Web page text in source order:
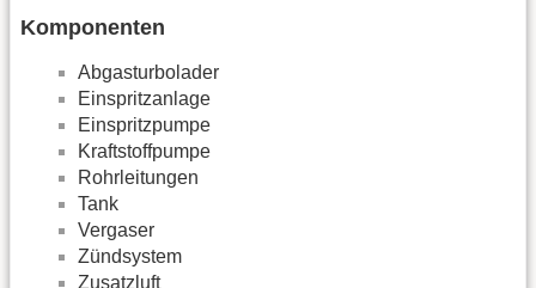
Komponenten
Abgasturbolader
Einspritzanlage
Einspritzpumpe
Kraftstoffpumpe
Rohrleitungen
Tank
Vergaser
Zündsystem
Zusatzluft